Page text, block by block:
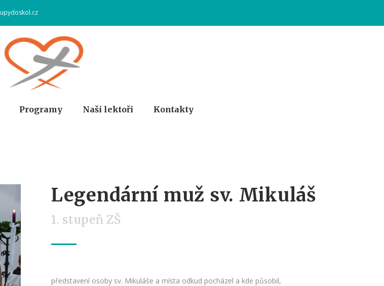
Programy Naši lektoři Kontakty
Legendární muž sv. Mikuláš
1. stupeň ZŠ
představení osoby sv. Mikuláše a místa odkud pocházel a kde působil,